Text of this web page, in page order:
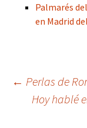
Palmarés
en Madrid
← Perlas de
Hoy hablé